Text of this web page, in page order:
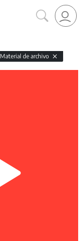
Material de archivo